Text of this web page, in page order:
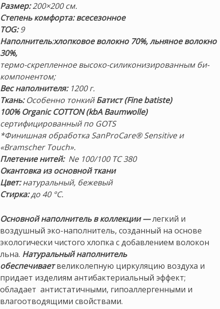
Размер:200×200 см.
Степень комфорта: всесезонное
TOG:9
Наполнитель:хлопковое волокно 70%, льняное волокно
30%,
термо-скрепленное высоко-силиконизированным би-
компонентом;
Вес наполнителя:1200 г.
Ткань:Особенно тонкийБатист (Fine batiste)
100% Organic COTTON (kbA Baumwolle)
сертифицированный по GOTS
*Финишная обработка SanProCare® Sensitive и
«Bramscher Touch».
Плетение нитей:Ne 100/100 TC 380
Окантовка из основной ткани
Цвет:натуральный, бежевый
Стирка:до 40 °С.
Основной наполнитель в коллекции —легкий и
воздушный эко-наполнитель, созданный на основе
экологически чистого хлопка с добавлением волокон
льна. Натуральный наполнитель
обеспечиваетвеликолепную циркуляцию воздуха и
придает изделиям антибактериальный эффект;
обладает антистатичными, гипоаллергенными и
влагоотводящими свойствами.